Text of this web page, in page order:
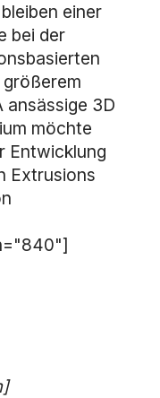
einer
bei der
ansässige 3D
möchte
Entwicklung
Extrusions